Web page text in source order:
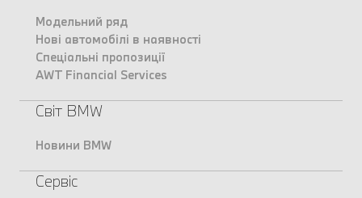
Модельний ряд
Нові автомобілі в наявності
Спеціальні пропозиції
AWT Financial Services
Світ BMW
Новини BMW
Сервіс